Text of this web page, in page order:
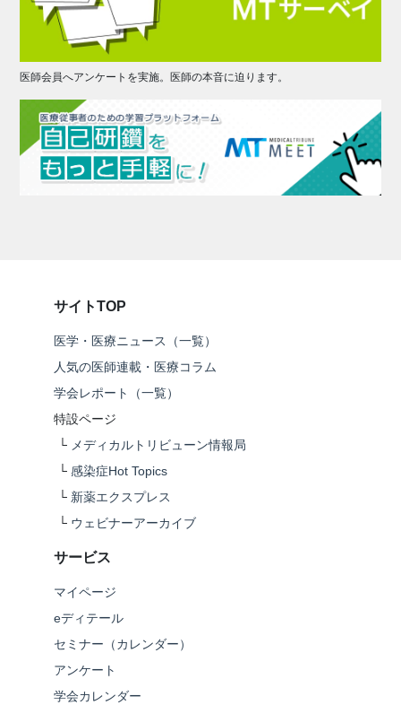
医師会員へアンケートを実施。医師の本音に迫ります。
サイトTOP
医学・医療ニュース（一覧）
人気の医師連載・医療コラム
学会レポート（一覧）
特設ページ
└ メディカルトリビューン情報局
└ 感染症Hot Topics
└ 新薬エクスプレス
└ ウェビナーアーカイブ
サービス
マイページ
eディテール
セミナー（カレンダー）
アンケート
学会カレンダー